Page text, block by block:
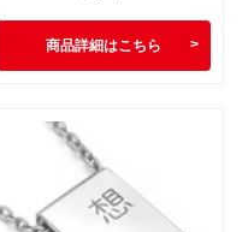
商品詳細はこちら